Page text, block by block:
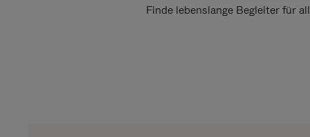
Finde lebenslange Begleiter für